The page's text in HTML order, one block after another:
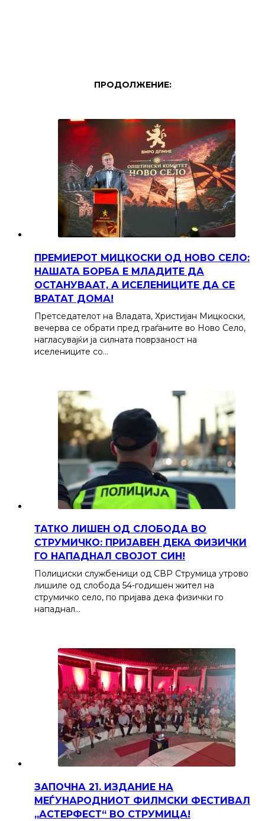
ПРОДОЛЖЕНИЕ:
ПРЕМИЕРОТ МИЦКОСКИ ОД НОВО СЕЛО:
НАШАТА БОРБА Е МЛАДИТЕ ДА
ОСТАНУВААТ, А ИСЕЛЕНИЦИТЕ ДА СЕ
ВРАТАТ ДОМА!
Претседателот на Владата, Христијан Мицкоски,
вечерва се обрати пред граѓаните во Ново Село,
нагласувајќи ја силната поврзаност на
иселениците со…
ТАТКО ЛИШЕН ОД СЛОБОДА ВО
СТРУМИЧКО: ПРИЈАВЕН ДЕКА ФИЗИЧКИ
ГО НАПАДНАЛ СВОЈОТ СИН!
Полициски службеници од СВР Струмица утрово
лишиле од слобода 54-годишен жител на
струмичко село, по пријава дека физички го
нападнал…
ЗАПОЧНА 21. ИЗДАНИЕ НА
МЕЃУНАРОДНИОТ ФИЛМСКИ ФЕСТИВАЛ
„АСТЕРФЕСТ“ ВО СТРУМИЦА!